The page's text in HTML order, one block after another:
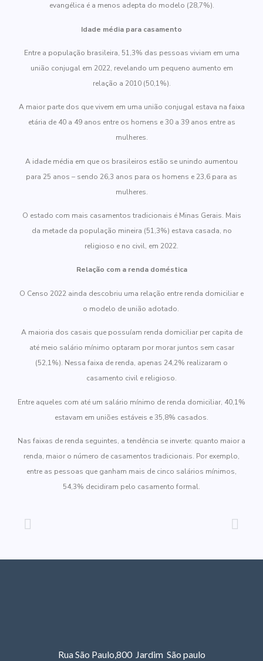
evangélica é a menos adepta do modelo (28,7%).
Idade média para casamento
Entre a população brasileira, 51,3% das pessoas viviam em uma
união conjugal em 2022, revelando um pequeno aumento em
relação a 2010 (50,1%).
A maior parte dos que vivem em uma união conjugal estava na faixa
etária de 40 a 49 anos entre os homens e 30 a 39 anos entre as
mulheres.
A idade média em que os brasileiros estão se unindo aumentou
para 25 anos – sendo 26,3 anos para os homens e 23,6 para as
mulheres.
O estado com mais casamentos tradicionais é Minas Gerais. Mais
da metade da população mineira (51,3%) estava casada, no
religioso e no civil, em 2022.
Relação com a renda doméstica
O Censo 2022 ainda descobriu uma relação entre renda domiciliar e
o modelo de união adotado.
A maioria dos casais que possuíam renda domiciliar per capita de
até meio salário mínimo optaram por morar juntos sem casar
(52,1%). Nessa faixa de renda, apenas 24,2% realizaram o
casamento civil e religioso.
Entre aqueles com até um salário mínimo de renda domiciliar, 40,1%
estavam em uniões estáveis e 35,8% casados.
Nas faixas de renda seguintes, a tendência se inverte: quanto maior a
renda, maior o número de casamentos tradicionais. Por exemplo,
entre as pessoas que ganham mais de cinco salários mínimos,
54,3% decidiram pelo casamento formal.
Rua São Paulo,800 Jardim São paulo